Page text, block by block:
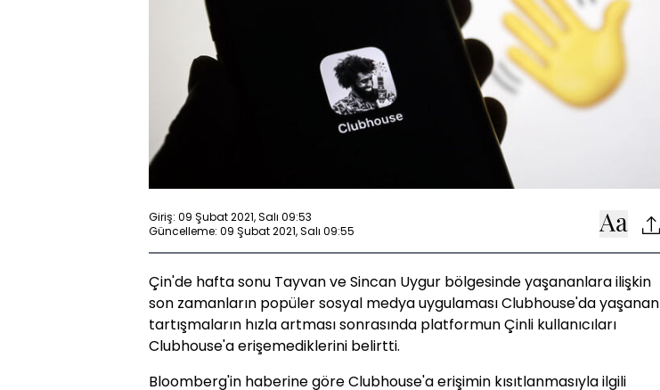
Giriş: 09 Şubat 2021, Salı 09:53
Güncelleme: 09 Şubat 2021, Salı 09:55
Çin'de hafta sonu Tayvan ve Sincan Uygur bölgesinde yaşananlara ilişkin
son zamanların popüler sosyal medya uygulaması Clubhouse'da yaşanan
tartışmaların hızla artması sonrasında platformun Çinli kullanıcıları
Clubhouse'a erişemediklerini belirtti.
Bloomberg'in haberine göre Clubhouse'a erişimin kısıtlanmasıyla ilgili